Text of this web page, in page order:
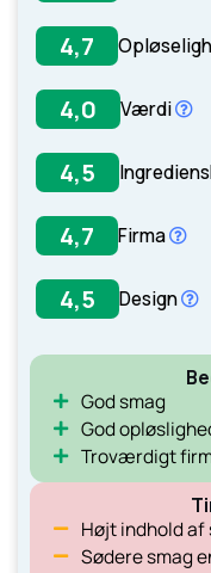
4,7
Læs mere her.
4,0 Værdi
Læs mere her.
4,5
Læs
4,7 Firma
Læs mere her.
4,5 Design
Læs mere her.
God smag
God
Troværdigt
Højt indhold af
Sødere smag